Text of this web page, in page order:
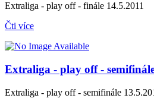
Extraliga - play off - finále 14.5.2011
Čti více
Extraliga - play off -
Extraliga - play off - semifinále